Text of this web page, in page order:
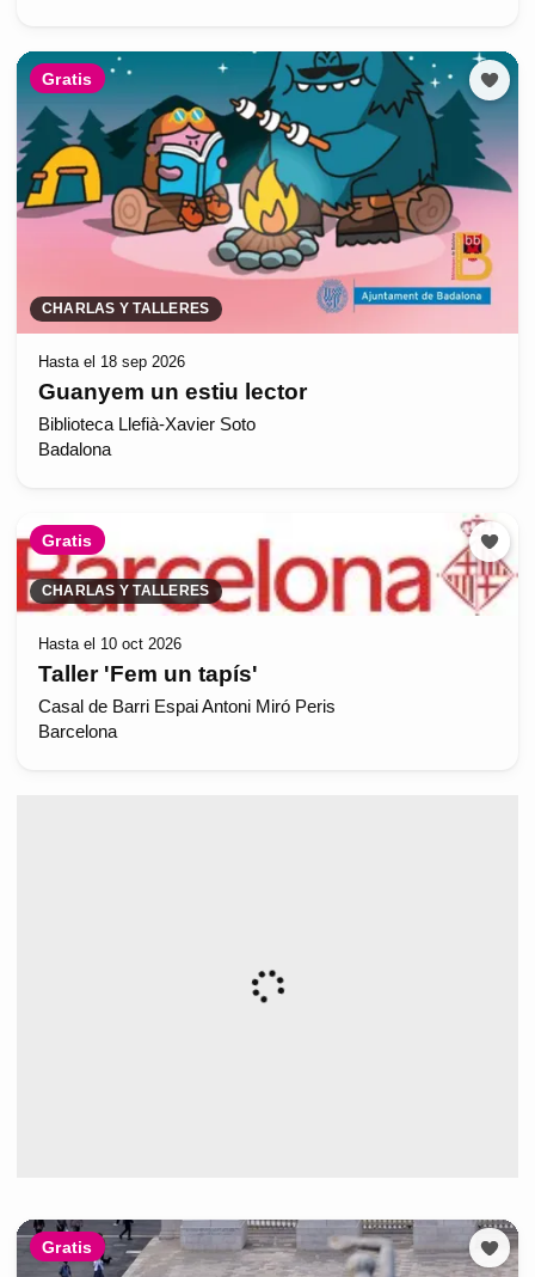
Gratis
CHARLAS Y TALLERES
Hasta el 18 sep 2026
Guanyem un estiu lector
Biblioteca Llefià-Xavier Soto
Badalona
Gratis
CHARLAS Y TALLERES
Hasta el 10 oct 2026
Taller 'Fem un tapís'
Casal de Barri Espai Antoni Miró Peris
Barcelona
Gratis